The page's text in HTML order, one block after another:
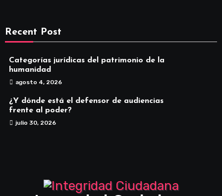
Recent Post
Categorías jurídicas del patrimonio de la
humanidad
agosto 4, 2026
¿Y dónde está el defensor de audiencias
frente al poder?
julio 30, 2026